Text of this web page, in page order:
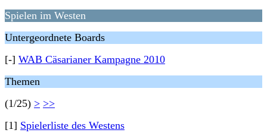
Spielen im Westen
Untergeordnete Boards
[-] WAB Cäsarianer Kampagne 2010
Themen
(1/25) > >>
[1] Spielerliste des Westens